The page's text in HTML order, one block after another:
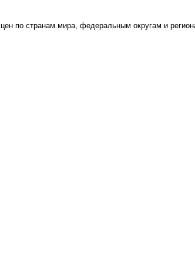
по странам мира, федеральным округам и